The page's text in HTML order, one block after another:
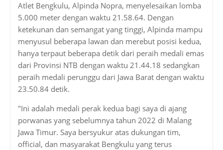
Atlet Bengkulu, Alpinda Nopra, menyelesaikan lomba
5.000 meter dengan waktu 21.58.64. Dengan
ketekunan dan semangat yang tinggi, Alpinda mampu
menyusul beberapa lawan dan merebut posisi kedua,
hanya terpaut beberapa detik dari peraih medali emas
dari Provinsi NTB dengan waktu 21.44.18 sedangkan
peraih medali perunggu dari Jawa Barat dengan waktu
23.50.84 detik.
"Ini adalah medali perak kedua bagi saya di ajang
porwanas yang sebelumnya tahun 2022 di Malang
Jawa Timur. Saya bersyukur atas dukungan tim,
official, dan masyarakat Bengkulu yang terus